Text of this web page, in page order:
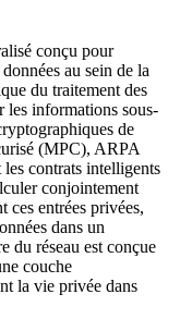
conçu pour
au sein de la
du traitement des
les informations sous-
de
(MPC), ARPA
contrats intelligents
conjointement
ces entrées privées,
dans un
du réseau est conçue
couche
la vie privée dans